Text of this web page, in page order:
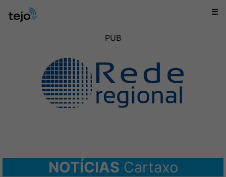
☰
PUB
NOTÍCIAS Cartaxo